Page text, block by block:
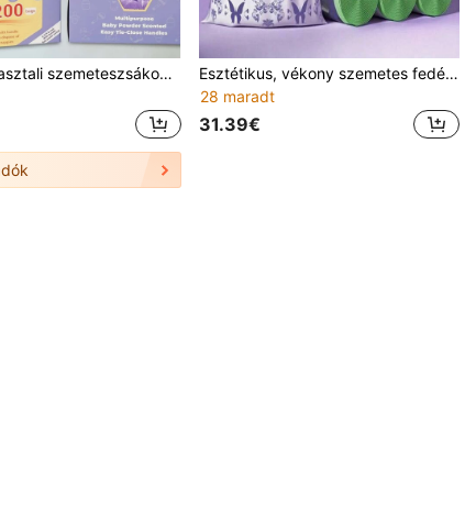
Eldobható asztali szemeteszsákok pelenkatároló táskák
Esztétikus, vékony szemetes fedéllel + levendula illatú húzózsinóros szemeteszsák készlet - szakadásálló, vastagított szemeteskészlet fürdőszobába, konyhába és otthoni használatra
28 maradt
31.39€